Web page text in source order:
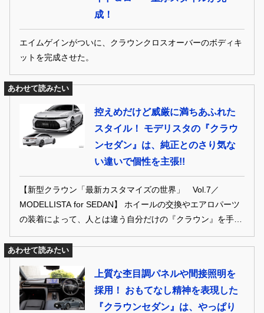
成！
エイムゲインがついに、クラウンクロスオーバーのボディキ
ットを完成させた。
あわせて読みたい
控えめだけど威厳に満ちあふれた
スタイル！ モデリスタの『クラウ
ンセダン』は、純正とのさり気な
い違いで個性を主張!!
【新型クラウン「最新カスタマイズの世界」 Vol.7／
MODELLISTA for SEDAN】 ホイールの交換やエアロパーツ
の装着によって、人とは違う自分だけの『クラウン』を手に
入れられるのがカスタマイズ。最先端のカスタムスタイルを
参考に、どんなパーツがあるのか？ どんなスタイルが楽しめ
るのか？ カスタマイズの世界をのぞいてみよう。
あわせて読みたい
上質な杢目調パネルや間接照明を
採用！ おもてなし精神を表現した
『クラウンセダン』は、やっぱり